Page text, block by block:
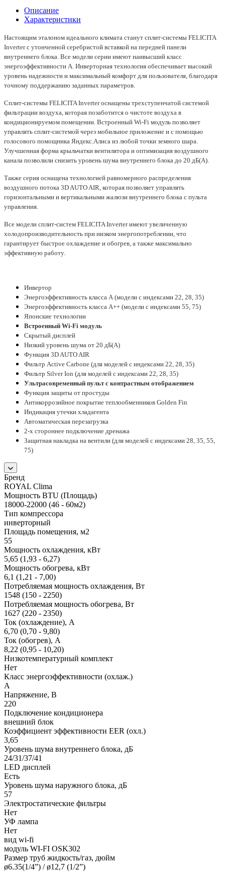
Описание
Характеристики
Настоящим эталоном идеального климата станут сплит-системы FELICITA
Inverter с утонченной серебристой вставкой на передней панели
внутреннего блока. Все модели серии имеют наивысший класс
энергоэффективности А. Инверторная технология обеспечивает высокий
уровень надежности и максимальный комфорт для пользователя, благодаря
точному поддержанию заданных параметров.
Сплит-системы FELICITA Inverter оснащены трехступенчатой системой
фильтрации воздуха, которая позаботится о чистоте воздуха в
кондиционируемом помещении. Встроенный Wi-Fi модуль позволяет
управлять сплит-системой через мобильное приложение и с помощью
голосового помощника Яндекс.Алиса из любой точки земного шара.
Улучшенная форма крыльчатки вентилятора и оптимизация воздушного
канала позволили снизить уровень шума внутреннего блока до 20 дБ(А).
Также серия оснащена технологией равномерного распределения
воздушного потока 3D AUTO AIR, которая позволяет управлять
горизонтальными и вертикальными жалюзи внутреннего блока с пульта
управления.
Все модели сплит-систем FELICITA Inverter имеют увеличенную
холодопроизводительность при низком энергопотреблении, что
гарантирует быстрое охлаждение и обогрев, а также максимально
эффективную работу.
Инвертор
Энергоэффективность класса А (модели с индексами 22, 28, 35)
Энергоэффективность класса А++ (модели с индексами 55, 75)
Японские технологии
Встроенный Wi-Fi модуль
Скрытый дисплей
Низкий уровень шума от 20 дБ(А)
Функция 3D AUTO AIR
Фильтр Active Carbone (для моделей с индексами 22, 28, 35)
Фильтр Silver Ion (для моделей с индексами 22, 28, 35)
Ультрасовременный пульт с контрастным отображением
Функция защиты от простуды
Антикоррозийное покрытие теплообменников Golden Fin
Индикация утечки хладагента
Автоматическая перезагрузка
2-х стороннее подключение дренажа
Защитная накладка на вентили (для моделей с индексами 28, 35, 55,
75)
Бренд
ROYAL Clima
Мощность BTU (Площадь)
18000-22000 (46 - 60м2)
Тип компрессора
инверторный
Площадь помещения, м2
55
Мощность охлаждения, кВт
5,65 (1,93 - 6,27)
Мощность обогрева, кВт
6,1 (1,21 - 7,00)
Потребляемая мощность охлаждения, Вт
1548 (150 - 2250)
Потребляемая мощность обогрева, Вт
1627 (220 - 2350)
Ток (охлаждение), А
6,70 (0,70 - 9,80)
Ток (обогрев), А
8,22 (0,95 - 10,20)
Низкотемпературный комплект
Нет
Класс энергоэффективности (охлаж.)
A
Напряжение, В
220
Подключение кондиционера
внешний блок
Коэффициент эффективности EER (охл.)
3,65
Уровень шума внутреннего блока, дБ
24/31/37/41
LED дисплей
Есть
Уровень шума наружного блока, дБ
57
Электростатические фильтры
Нет
УФ лампа
Нет
вид wi-fi
модуль WI-FI OSK302
Размер труб жидкость/газ, дюйм
ø6.35(1/4”) / ø12,7 (1/2”)